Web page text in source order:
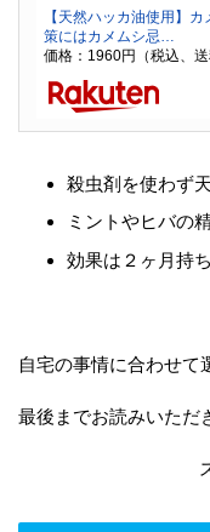
【天然ハッカ油使用】
策にはカメムシ忌…
価格：1960円（税込、
殺虫剤を使わず
ミントやヒバの
効果は２ヶ月持
自宅の事情に合わせて
最後までお読みいただ